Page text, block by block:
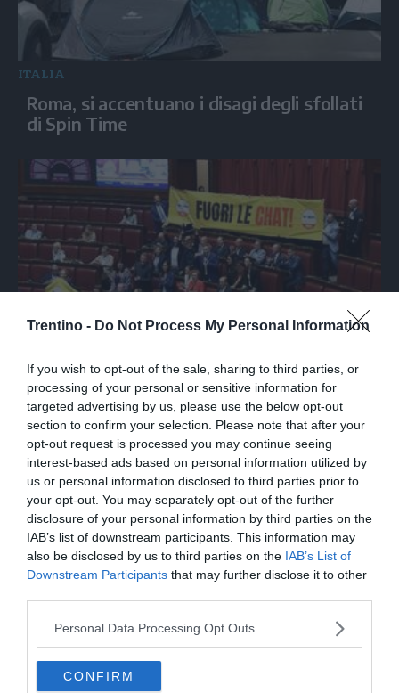
Trentino - Do Not Process My Personal Information
If you wish to opt-out of the sale, sharing to third parties, or
processing of your personal or sensitive information for
targeted advertising by us, please use the below opt-out
section to confirm your selection. Please note that after your
opt-out request is processed you may continue seeing
interest-based ads based on personal information utilized by
us or personal information disclosed to third parties prior to
your opt-out. You may separately opt-out of the further
disclosure of your personal information by third parties on the
IAB’s list of downstream participants. This information may
also be disclosed by us to third parties on the IAB’s List of
Downstream Participants that may further disclose it to other
Personal Data Processing Opt Outs
CONFIRM
ITALIA
Roma, si accentuano i disagi degli sfollati
di Spin Time
Delmastro, protesta del M5s in Aula:
"Aprite la cassaforte, fuori le chat"
ITALIA
Caso Maiorana, la madre: "Nessun caso di
scomparsa va archiviato"